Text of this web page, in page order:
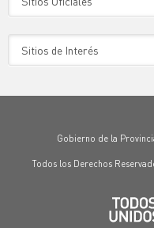
Gobierno de la
Todos los Derechos